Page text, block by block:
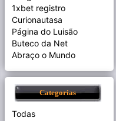
1xbet registro
Curionautasa
Página do Luisão
Buteco da Net
Abraço o Mundo
Categorias
Todas